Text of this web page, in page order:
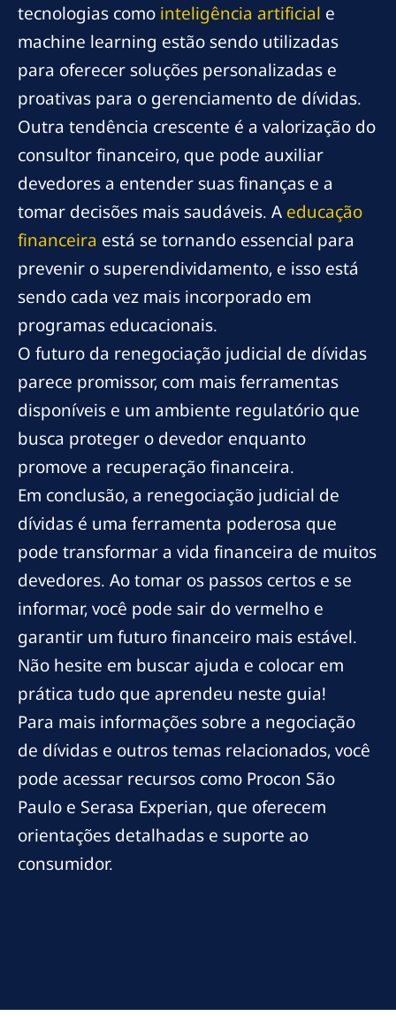
tecnologias como inteligência artificial e
machine learning estão sendo utilizadas
para oferecer soluções personalizadas e
proativas para o gerenciamento de dívidas.
Outra tendência crescente é a valorização do
consultor financeiro, que pode auxiliar
devedores a entender suas finanças e a
tomar decisões mais saudáveis. A educação
financeira está se tornando essencial para
prevenir o superendividamento, e isso está
sendo cada vez mais incorporado em
programas educacionais.
O futuro da renegociação judicial de dívidas
parece promissor, com mais ferramentas
disponíveis e um ambiente regulatório que
busca proteger o devedor enquanto
promove a recuperação financeira.
Em conclusão, a renegociação judicial de
dívidas é uma ferramenta poderosa que
pode transformar a vida financeira de muitos
devedores. Ao tomar os passos certos e se
informar, você pode sair do vermelho e
garantir um futuro financeiro mais estável.
Não hesite em buscar ajuda e colocar em
prática tudo que aprendeu neste guia!
Para mais informações sobre a negociação
de dívidas e outros temas relacionados, você
pode acessar recursos como Procon São
Paulo e Serasa Experian, que oferecem
orientações detalhadas e suporte ao
consumidor.